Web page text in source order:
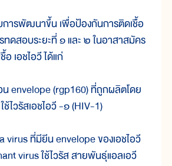
พัฒนาขึ้น เพื่อป้องกันการติดเชื้อ
ทดสอบระยะที่ ๑ และ ๒ ในอาสาสมัคร
อ เอชไอวี ได้แก่
(rgp160) ที่ถูกผลิตโดย
ไวรัสเอชไอวี -๑ (HIV-1)
ที่มียีน envelope ของเอชไอวี
virus ใช้ไวรัส สายพันธุ์แอลเอวี